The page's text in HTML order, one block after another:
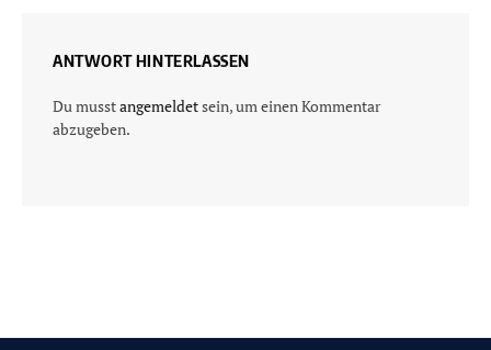
ANTWORT HINTERLASSEN
Du musstangemeldetsein, um einen Kommentar
abzugeben.